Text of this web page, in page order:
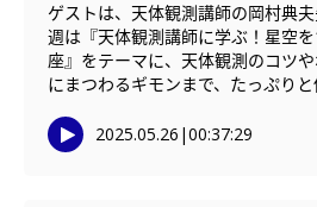
ゲストは、天体観測講師の岡村典
週は『天体観測講師に学ぶ！星空
座』をテーマに、天体観測のコツ
にまつわるギモンまで、たっぷりと
2025.05.26 |00:37:29